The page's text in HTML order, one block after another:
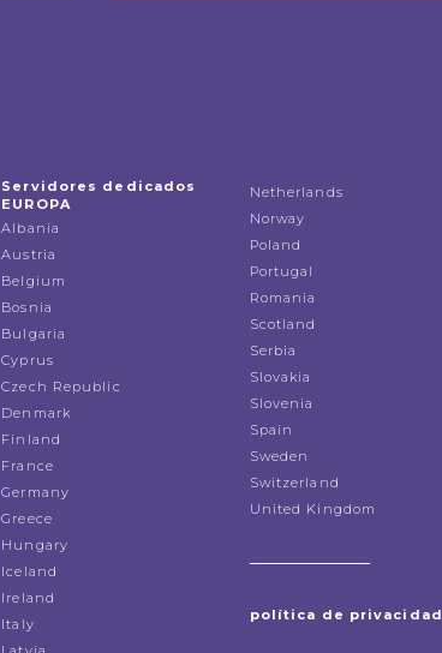
Servidores dedicados
EUROPA
Albania
Austria
Belgium
Bosnia
Bulgaria
Cyprus
Czech Republic
Denmark
Finland
France
Germany
Greece
Hungary
Iceland
Ireland
Italy
Netherlands
Norway
Poland
Portugal
Romania
Scotland
Serbia
Slovakia
Slovenia
Spain
Sweden
Switzerland
United Kingdom
política de privacidad